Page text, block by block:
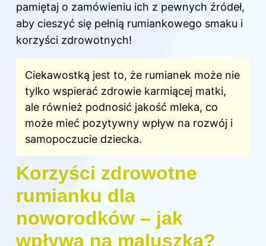
pamiętaj o zamówieniu ich z pewnych źródeł,
aby cieszyć się pełnią rumiankowego smaku i
korzyści zdrowotnych!
Ciekawostką jest to, że rumianek może nie
tylko wspierać zdrowie karmiącej matki,
ale również podnosić jakość mleka, co
może mieć pozytywny wpływ na rozwój i
samopoczucie dziecka.
Korzyści zdrowotne
rumianku dla
noworodków – jak
wpływa na maluszka?